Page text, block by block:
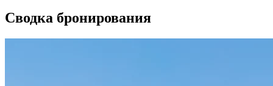
Сводка бронирования